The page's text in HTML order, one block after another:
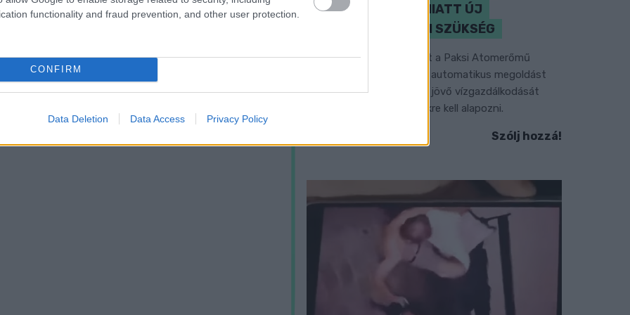
functionality and fraud prevention, and other user protection.
CONFIRM
Data Deletion Data Access Privacy Policy
KLÍMAVÁLTOZÁS MIATT ÚJ
SZEMLÉLETRE VAN SZÜKSÉG
A BME vízmérnöke szerint a Paksi Atomerőmű
helyzetére sem jelentene automatikus megoldást
egy új dunai vízlépcső - a jövő vízgazdálkodását
pedig már a klímamodellekre kell alapozni.
Szólj hozzá!